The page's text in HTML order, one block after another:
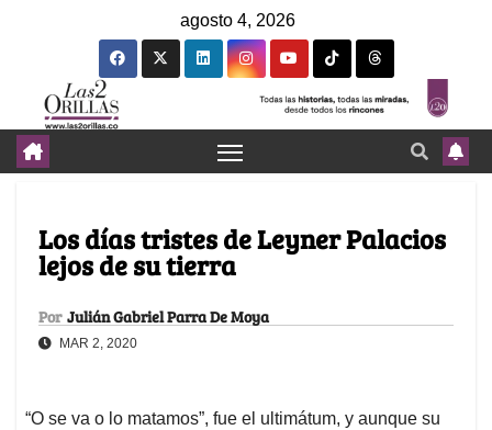
agosto 4, 2026
Los días tristes de Leyner Palacios
lejos de su tierra
Por Julián Gabriel Parra De Moya
MAR 2, 2020
“O se va o lo matamos”, fue el ultimátum, y aunque su